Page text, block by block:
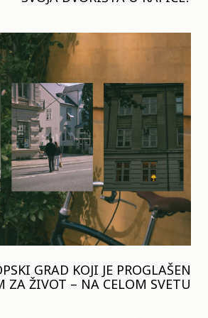
GRAD KOJI JE PROGLAŠEN
ZA ŽIVOT – NA CELOM SVETU